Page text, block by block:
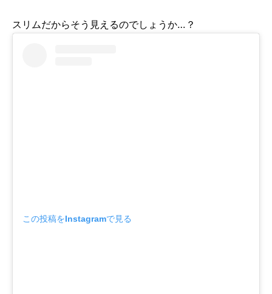
スリムだからそう見えるのでしょうか…？
この投稿をInstagramで見る